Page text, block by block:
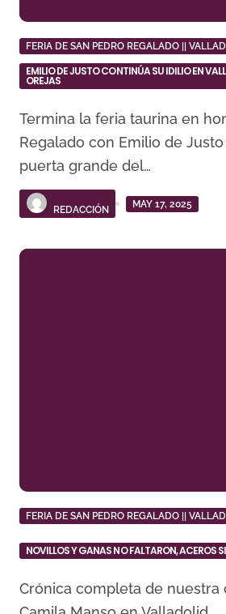
FERIA DE SAN PEDRO REGALADO ||
EMILIO DE JUSTO CONTINÚA SU IDILIO EN
OREJAS
Termina la feria taurina en honor a San Pedro
Regalado con Emilio de
puerta grande del…
REDACCIÓN
MAY 17, 2025
FERIA DE SAN PEDRO REGALADO ||
NOVILLOS Y GANAS NO FALTARON, ACEROS
Crónica completa de nuestra colaboradora